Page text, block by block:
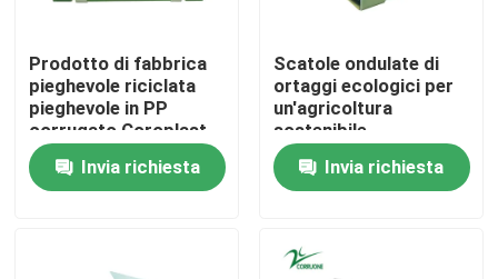
Su di noi
Visita alla fabbrica
Controllo della qualità
Chiedi un preventivo
Prodotto di fabbrica
pieghevole riciclata
pieghevole in PP
corrugato Coroplast
in plastica Fruit
Vegetable Box
Invia richiesta
Scatole ondulate di
ortaggi ecologici per
un'agricoltura
sostenibile
Invia richiesta